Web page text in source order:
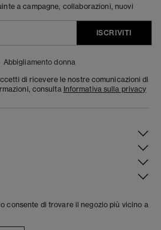
a campagne, collaborazioni, nuovi
ISCRIVITI
Abbigliamento donna
di ricevere le nostre comunicazioni di
consulta Informativa sulla privacy
consente di trovare il negozio più vicino a